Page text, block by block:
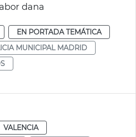
dana
EN PORTADA TEMÁTICA
MUNICIPAL MADRID
VALENCIA